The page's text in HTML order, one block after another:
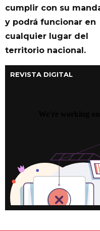
cumplir con su
y podrá funcionar en
cualquier lugar del
territorio nacional.
REVISTA DIGITAL